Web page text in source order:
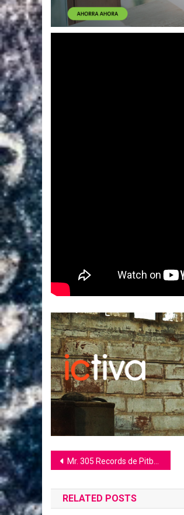
Navegación
de
entradas
Mr. 305 Records de Pitbull firma al duo de productores Play-N-Skillz
RELATED POSTS